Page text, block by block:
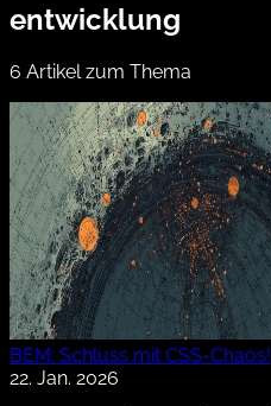
entwicklung
6 Artikel zum Thema
BEM: Schluss mit CSS-Chaos!
22. Jan. 2026